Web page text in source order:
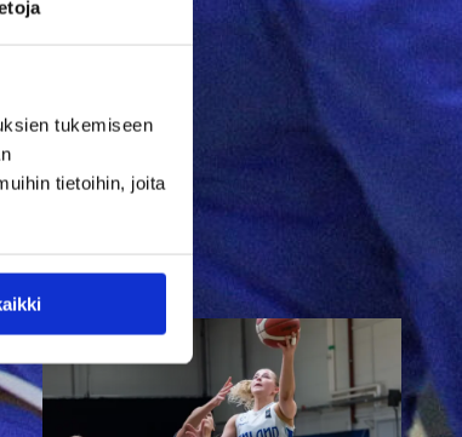
tukemiseen
tietoihin, joita
vastaan
Suomen 15-vuotiaiden poikien
maajoukkue kärsi Nordic Open -
turnauksen päätösottelussa 66–
74-tappion Latviaa vastaan